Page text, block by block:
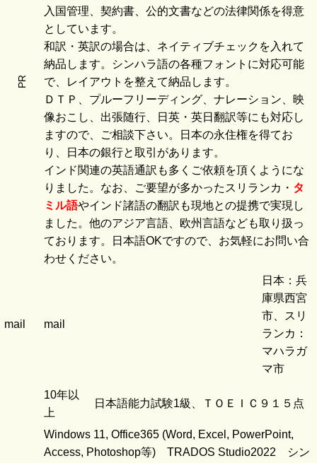
PR
入国管理、契約書、公的文書などの法律関係を得意
としています。
和訳・英訳の場合は、ネイティブチェックを入れて
納品します。シンハラ語の各種フォントに対応可能
で、レイアウトを整えて納品します。
ＤＴＰ、プルーフリーディング、ナレーション、映
像おこし、出張随行、日英・英日翻訳等にも対応し
ますので、ご相談下さい。日本の永住権を得てお
り、日本の銀行と取引があります。
インド関連の英語通訳も多くご依頼を頂くようにな
りました。なお、ご要望が多かったスリランカ・ タ
ミル語やインド諸語の翻訳も現地との提携で実現し
ました。他のアジア言語、欧州言語なども取り扱っ
ております。日本語OKですので、お気軽にお問い合
わせください。
mail mail
日本：兵
庫県西宮
市、スリ
ランカ：
マハラガ
マ市
10年以
上
日本語能力試験1級、ＴＯＥＩＣ９１５点
Windows 11, Office365 (Word, Excel, PowerPoint,
Access, Photoshop等) TRADOS Studio2022 シン